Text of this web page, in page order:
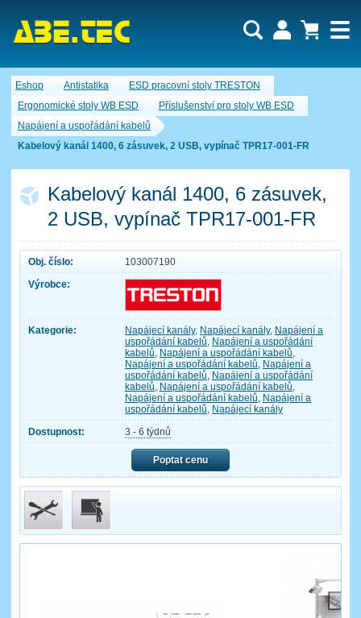
Eshop Antistatika
ESD pracovní stoly TRESTON
Ergonomické stoly WB ESD
Příslušenství pro stoly WB ESD
Napájení a uspořádání kabelů
Kabelový kanál 1400, 6 zásuvek, 2 USB, vypínač TPR17-001-FR
Kabelový kanál 1400, 6 zásuvek,
2 USB, vypínač TPR17-001-FR
Obj. číslo:
103007190
Výrobce:
Kategorie: Napájecí kanály, Napájecí kanály, Napájení a
uspořádání kabelů, Napájení a uspořádání
kabelů, Napájení a uspořádání kabelů,
Napájení a uspořádání kabelů, Napájení a
uspořádání kabelů, Napájení a uspořádání
kabelů, Napájení a uspořádání kabelů,
Napájení a uspořádání kabelů, Napájení a
uspořádání kabelů, Napájecí kanály
Dostupnost:
3 - 6 týdnů
Poptat cenu
Nákupní košík je momentálně prázdný.
Obsah košíku
Cena celkem:0,00 CZK
Uživatel:
Heslo:
Zapomenuté heslo